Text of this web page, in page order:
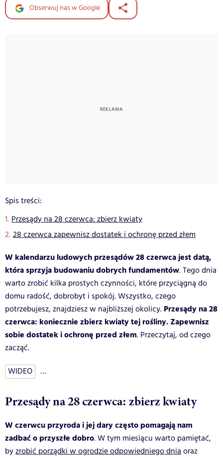
Obserwuj nas w Google
Spis treści:
Przesądy na 28 czerwca: zbierz kwiaty
28 czerwca zapewnisz dostatek i ochronę przed złem
W kalendarzu ludowych przesądów 28 czerwca jest datą,
która sprzyja budowaniu dobrych fundamentów. Tego dnia
warto zrobić kilka prostych czynności, które przyciągną do
domu radość, dobrobyt i spokój. Wszystko, czego
potrzebujesz, znajdziesz w najbliższej okolicy. Przesądy na 28
czerwca: koniecznie zbierz kwiaty tej rośliny. Zapewnisz
sobie dostatek i ochronę przed złem. Przeczytaj, od czego
zacząć.
WIDEO …
Przesądy na 28 czerwca: zbierz kwiaty
W czerwcu przyroda i jej dary często pomagają nam
zadbać o przyszłe dobro. W tym miesiącu warto pamiętać,
byzrobić porządki w ogrodzie odpowiedniego dniaoraz